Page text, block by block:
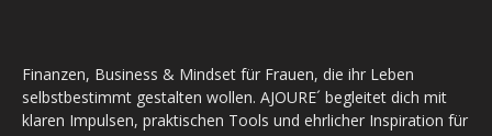
Finanzen, Business & Mindset für Frauen, die ihr Leben
selbstbestimmt gestalten wollen. AJOURE´ begleitet dich mit
klaren Impulsen, praktischen Tools und ehrlicher Inspiration für